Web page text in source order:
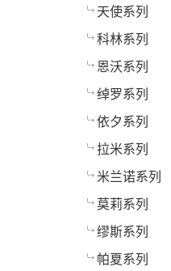
天使系列
科林系列
恩沃系列
绰罗系列
依夕系列
拉米系列
米兰诺系列
莫莉系列
缪斯系列
帕夏系列